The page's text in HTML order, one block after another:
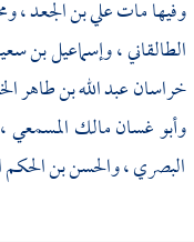
وفيها ماتعلي بن الجعد،
الطالقاني،وإسماعيل بن
خراسانعبد الله بن طاهر
وأبو غسان مالك المسمعي
البصري،والحسن بن الحكم